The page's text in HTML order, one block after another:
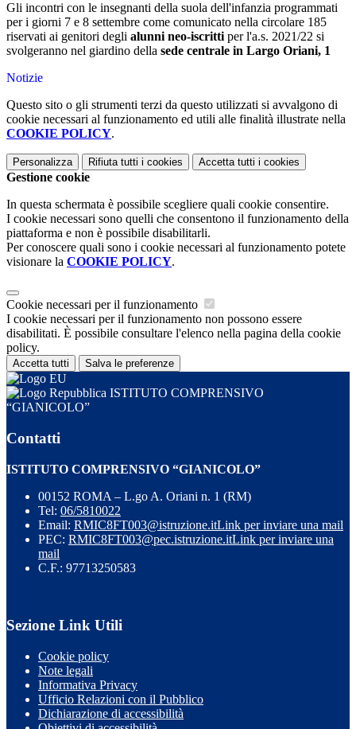
Gli incontri con le insegnanti della suola dell'infanzia programmati
per i giorni 7 e 8 settembre come comunicato nella circolare 185
riservati ai genitori degli alunni neo-iscritti per l'a.s. 2021/22 si
svolgeranno nel giardino della sede centrale in Largo Oriani, 1
Notizie
Questo sito o gli strumenti terzi da questo utilizzati si avvalgono di
cookie necessari al funzionamento ed utili alle finalità illustrate nella
COOKIE POLICY.
Personalizza Rifiuta tutti i cookies Accetta tutti i cookies
Gestione cookie
In questa schermata è possibile scegliere quali cookie consentire.
I cookie necessari sono quelli che consentono il funzionamento della
piattaforma e non è possibile disabilitarli.
Per conoscere quali sono i cookie necessari al funzionamento potete
visionare la COOKIE POLICY.
Cookie necessari per il funzionamento
I cookie necessari per il funzionamento non possono essere
disabilitati. È possibile consultare l'elenco nella pagina della cookie
policy.
Accetta tutti Salva le preferenze
ISTITUTO COMPRENSIVO
“GIANICOLO”
Contatti
ISTITUTO COMPRENSIVO “GIANICOLO”
00152 ROMA – L.go A. Oriani n. 1 (RM)
Tel: 06/5810022
Email: RMIC8FT003@istruzione.itLink per inviare una mail
PEC: RMIC8FT003@pec.istruzione.itLink per inviare una
mail
C.F.: 97713250583
Sezione Link Utili
Cookie policy
Note legali
Informativa Privacy
Ufficio Relazioni con il Pubblico
Dichiarazione di accessibilità